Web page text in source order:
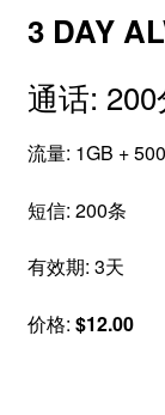
3 DAY
通话:
流量: 1GB +
短信: 200条
有效期: 3天
价格: $12.00